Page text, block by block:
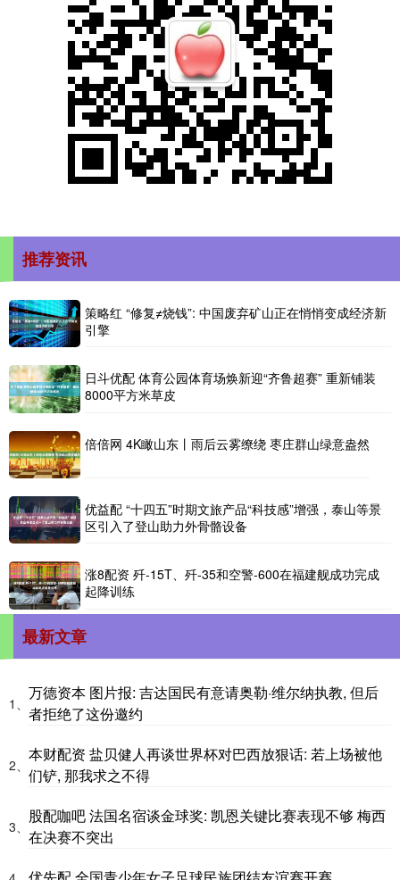
推荐资讯
策略红 “修复≠烧钱”: 中国废弃矿山正在悄悄变成经济新
引擎
日斗优配 体育公园体育场焕新迎“齐鲁超赛” 重新铺装
8000平方米草皮
倍倍网 4K瞰山东丨雨后云雾缭绕 枣庄群山绿意盎然
优益配 “十四五”时期文旅产品“科技感”增强，泰山等景
区引入了登山助力外骨骼设备
涨8配资 歼-15T、歼-35和空警-600在福建舰成功完成
起降训练
最新文章
1、
万德资本 图片报: 吉达国民有意请奥勒·维尔纳执教, 但后
者拒绝了这份邀约
2、
本财配资 盐贝健人再谈世界杯对巴西放狠话: 若上场被他
们铲, 那我求之不得
3、
股配咖吧 法国名宿谈金球奖: 凯恩关键比赛表现不够 梅西
在决赛不突出